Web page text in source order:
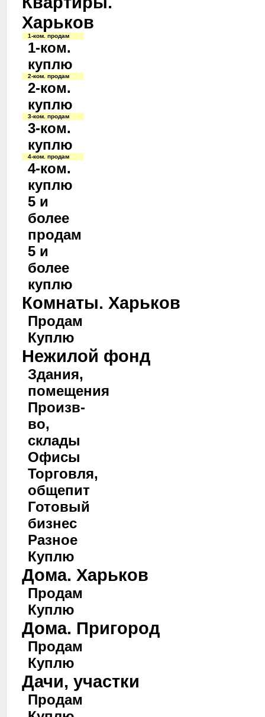
Харьков
1-ком. продам
1-ком.
куплю
2-ком. продам
2-ком.
куплю
3-ком. продам
3-ком.
куплю
4-ком. продам
4-ком.
куплю
5 и
более
продам
5 и
более
куплю
Комнаты. Харьков
Продам
Куплю
Нежилой фонд
Здания,
помещения
Произв-
во,
склады
Офисы
Торговля,
общепит
Готовый
бизнес
Разное
Куплю
Дома. Харьков
Продам
Куплю
Дома. Пригород
Продам
Куплю
Дачи, участки
Продам